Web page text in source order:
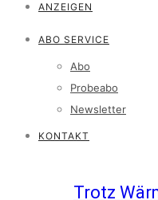
ANZEIGEN
ABO SERVICE
Abo
Probeabo
Newsletter
KONTAKT
Trotz